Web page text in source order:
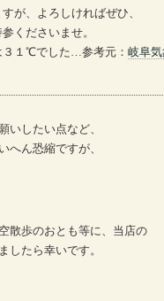
が、よろしければぜひ、
くださいませ。
１℃でした…参考元： 岐阜
いしたい点など、
へん恐縮ですが、
散歩のおとも等に、当店の
したら幸いです。